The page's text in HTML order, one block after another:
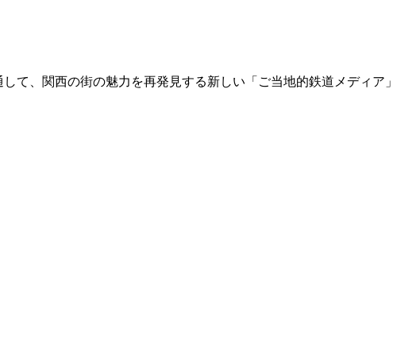
て、関西の街の魅力を再発見する新しい「ご当地的鉄道メディア